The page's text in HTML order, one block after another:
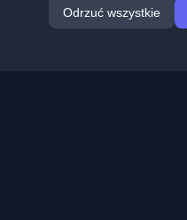
Odrzuć wszystkie